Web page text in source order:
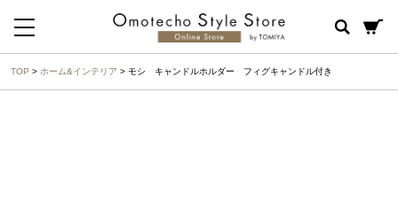
TOP > ホーム&インテリア > モシ キャンドルホルダー フィグキャンドル付き